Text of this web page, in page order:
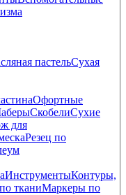
пастельСухая
Офортные
СкобелиСухие
для
Резец по
ИнструментыКонтуры,
тканиМаркеры по